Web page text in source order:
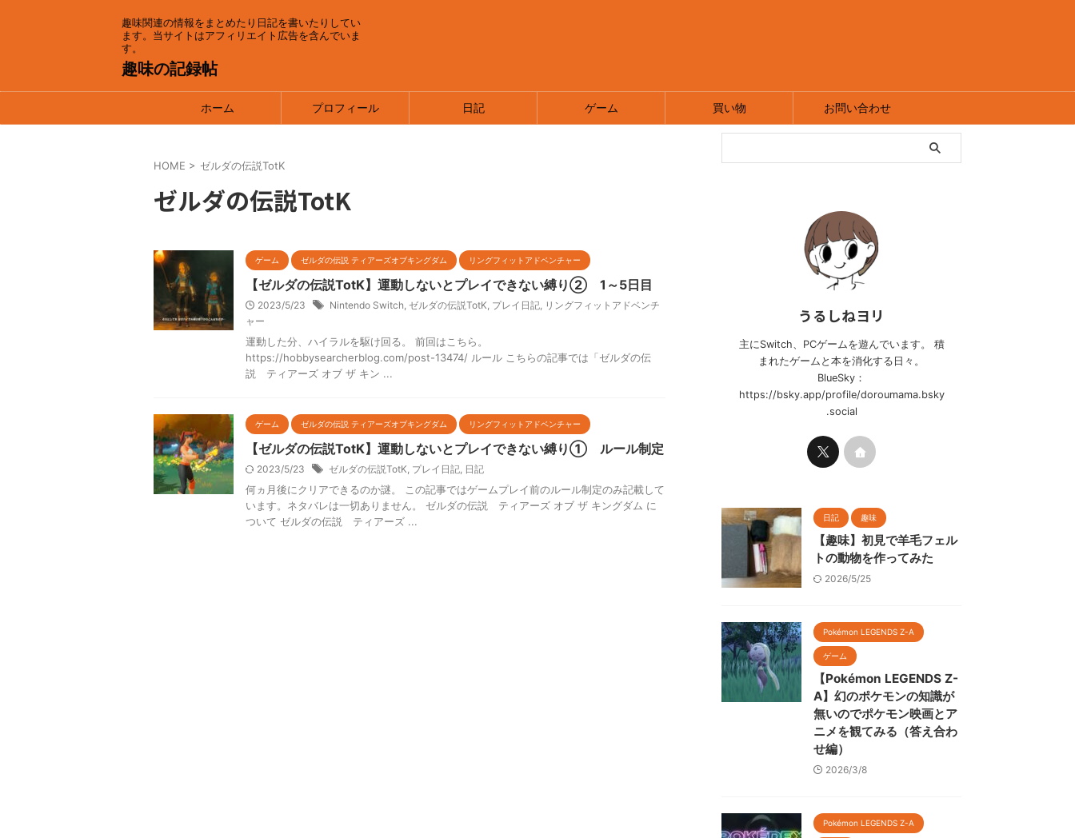
趣味関連の情報をまとめたり日記を書いたりしてい
ます。当サイトはアフィリエイト広告を含んでいま
す。
趣味の記録帖
ホーム プロフィール 日記 ゲーム 買い物 お問い合わせ
HOME > ゼルダの伝説TotK
ゼルダの伝説TotK
ゲーム ゼルダの伝説 ティアーズオブキングダム リングフィットアドベンチャー
【ゼルダの伝説TotK】運動しないとプレイできない縛り② 1～5日目
2023/5/23 Nintendo Switch, ゼルダの伝説TotK, プレイ日記, リングフィットアドベンチ
ャー
運動した分、ハイラルを駆け回る。 前回はこちら。
https://hobbysearcherblog.com/post-13474/ ルール こちらの記事では「ゼルダの伝
説 ティアーズ オブ ザ キン ...
ゲーム ゼルダの伝説 ティアーズオブキングダム リングフィットアドベンチャー
【ゼルダの伝説TotK】運動しないとプレイできない縛り① ルール制定
2023/5/23 ゼルダの伝説TotK, プレイ日記, 日記
何ヵ月後にクリアできるのか謎。 この記事ではゲームプレイ前のルール制定のみ記載して
います。ネタバレは一切ありません。 ゼルダの伝説 ティアーズ オブ ザ キングダム に
ついて ゼルダの伝説 ティアーズ ...
うるしねヨリ
主にSwitch、PCゲームを遊んでいます。 積
まれたゲームと本を消化する日々。
BlueSky：
https://bsky.app/profile/doroumama.bsky
.social
日記 趣味
【趣味】初見で羊毛フェル
トの動物を作ってみた
2026/5/25
Pokémon LEGENDS Z-A
ゲーム
【Pokémon LEGENDS Z-
A】幻のポケモンの知識が
無いのでポケモン映画とア
ニメを観てみる（答え合わ
せ編）
2026/3/8
Pokémon LEGENDS Z-A